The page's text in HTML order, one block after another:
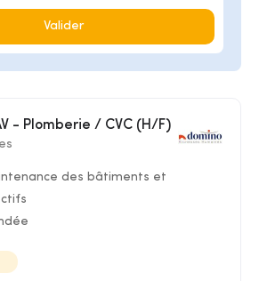
Valider
- Plomberie / CVC (H/F)
des bâtiments et